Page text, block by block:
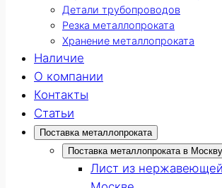
Детали трубопроводов
Резка металлопроката
Хранение металлопроката
Наличие
О компании
Контакты
Статьи
Поставка металлопроката
Поставка металлопроката в Москву
Лист из